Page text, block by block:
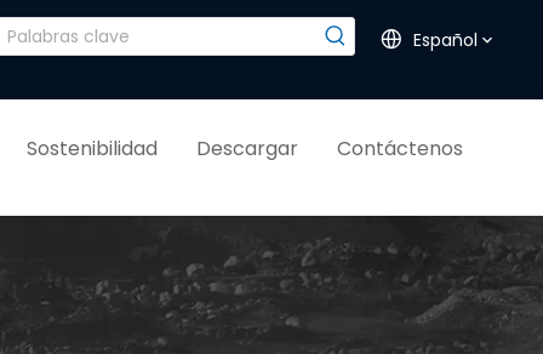
Español
Sostenibilidad Descargar Contáctenos